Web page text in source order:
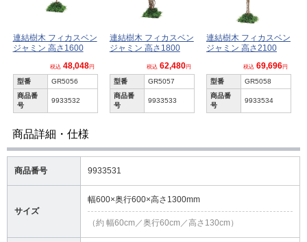
連結樹木 フィカスベン
ジャミン 高さ1600
税込 48,048円
型番
GR5056
商品番
号
9933532
連結樹木 フィカスベン
ジャミン 高さ1800
税込 62,480円
型番
GR5057
商品番
号
9933533
連結樹木 フィカスベン
ジャミン 高さ2100
税込 69,696円
型番
GR5058
商品番
号
9933534
商品詳細・仕様
商品番号 9933531
サイズ
幅600×奥行600×高さ1300mm
（約 幅60cm／奥行60cm／高さ130cm）